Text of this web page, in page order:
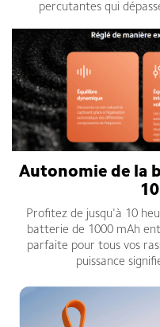
percutantes qui
Autonomie de la
Profitez de jusqu'à 10
batterie de 1000 mAh
parfaite pour tous vos
puissance